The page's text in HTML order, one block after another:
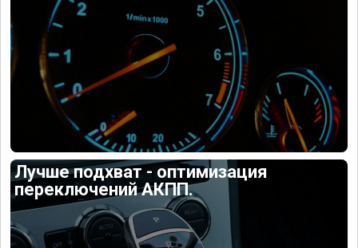
Лучше подхват - оптимизация
переключений АКПП.